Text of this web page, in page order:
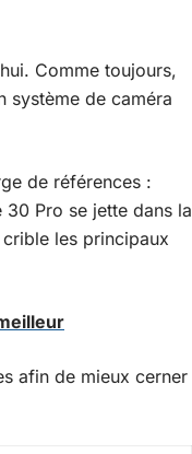
Comme toujours,
système de caméra
de références :
30 Pro se jette dans la
les principaux
afin de mieux cerner